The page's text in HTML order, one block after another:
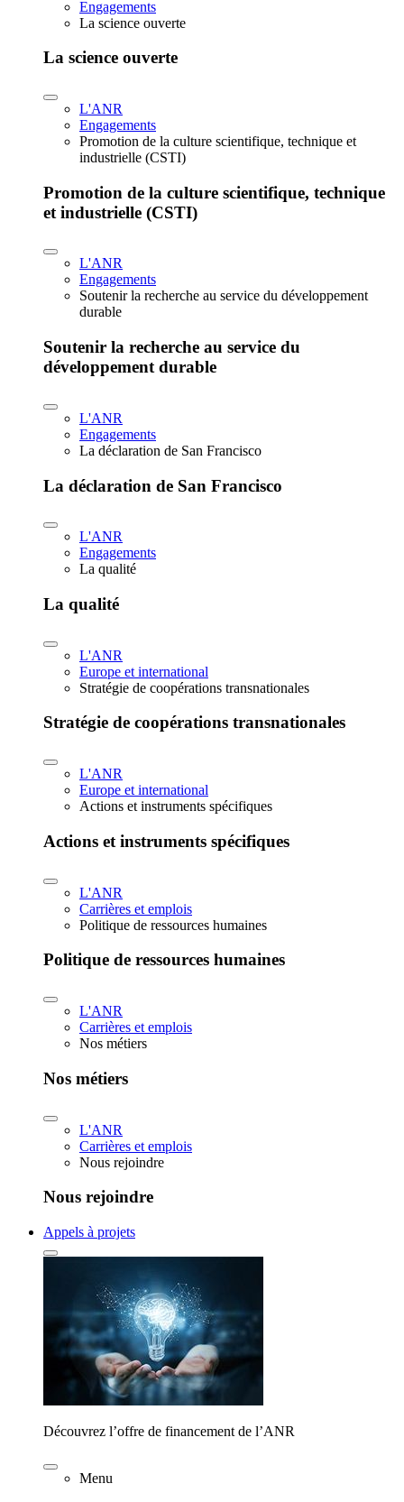
Engagements
La science ouverte
La science ouverte
L'ANR
Engagements
Promotion de la culture scientifique, technique et
industrielle (CSTI)
Promotion de la culture scientifique, technique
et industrielle (CSTI)
L'ANR
Engagements
Soutenir la recherche au service du développement
durable
Soutenir la recherche au service du
développement durable
L'ANR
Engagements
La déclaration de San Francisco
La déclaration de San Francisco
L'ANR
Engagements
La qualité
La qualité
L'ANR
Europe et international
Stratégie de coopérations transnationales
Stratégie de coopérations transnationales
L'ANR
Europe et international
Actions et instruments spécifiques
Actions et instruments spécifiques
L'ANR
Carrières et emplois
Politique de ressources humaines
Politique de ressources humaines
L'ANR
Carrières et emplois
Nos métiers
Nos métiers
L'ANR
Carrières et emplois
Nous rejoindre
Nous rejoindre
Appels à projets
Découvrez l’offre de financement de l’ANR
Menu